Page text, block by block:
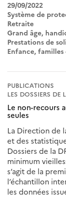
29/09/2022
Système de
Retraite
Grand âge,
Prestations de
Enfance, familles
PUBLICATIONS
LES DOSSIERS DE
Le non-recours
seules
La Direction de
et des
Dossiers de la
minimum
s’agit de la
l’échantillon
les données